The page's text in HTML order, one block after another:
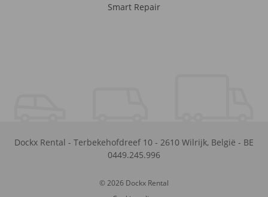
Smart Repair
Dockx Rental - Terbekehofdreef 10 - 2610 Wilrijk, België - BE
0449.245.996
© 2026 Dockx Rental